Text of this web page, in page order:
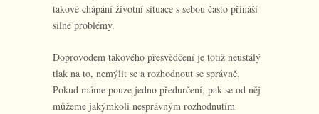
takové chápání životní situace s sebou často přináší
silné problémy.
Doprovodem takového přesvědčení je totiž neustálý
tlak na to, nemýlit se a rozhodnout se správně.
Pokud máme pouze jedno předurčení, pak se od něj
můžeme jakýmkoli nesprávným rozhodnutím